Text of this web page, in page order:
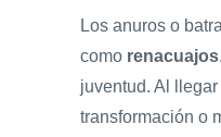
Los anuros o
como renacuajos
juventud. Al
transformación o